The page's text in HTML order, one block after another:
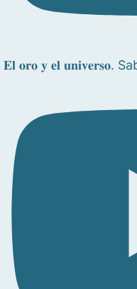
𝐄𝐥 𝐨𝐫𝐨 𝐲 𝐞𝐥 𝐮𝐧𝐢𝐯𝐞𝐫𝐬𝐨.